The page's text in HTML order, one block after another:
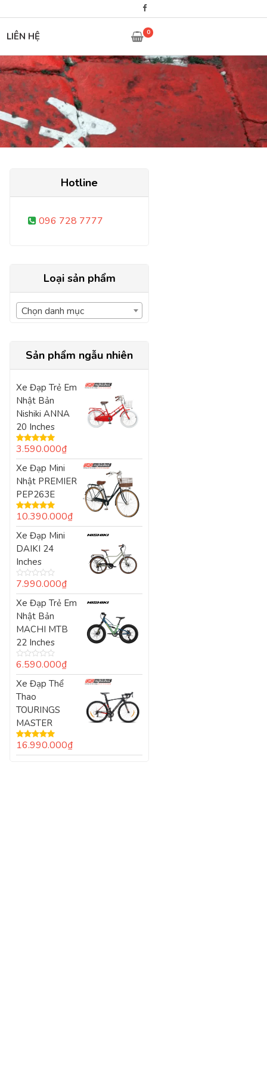
LIÊN HỆ 0
Hotline
096 728 7777
Loại sản phẩm
Chọn danh mục
Sản phẩm ngẫu nhiên
Xe Đạp Trẻ Em
Nhật Bản
Nishiki ANNA
20 Inches
Được xếp
hạng5.005
sao
3.590.000₫
Xe Đạp Mini
Nhật PREMIER
PEP263E
Được xếp
hạng5.005
sao
10.390.000₫
Xe Đạp Mini
DAIKI 24
Inches
Được
xếp
hạng
5
sao
7.990.000₫
Xe Đạp Trẻ Em
Nhật Bản
MACHI MTB
22 Inches
Được
xếp
hạng
5
sao
6.590.000₫
Xe Đạp Thể
Thao
TOURINGS
MASTER
Được xếp
hạng5.005
16.990.000₫